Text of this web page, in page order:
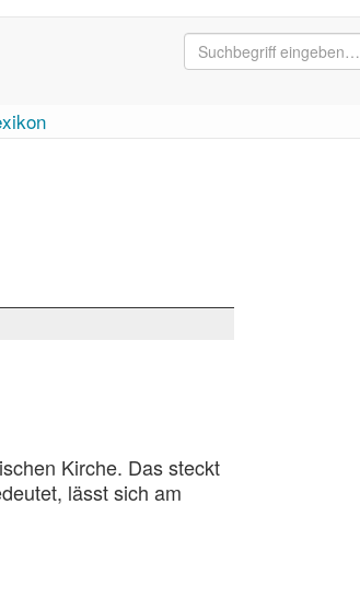
Kirche. Das steckt
lässt sich am